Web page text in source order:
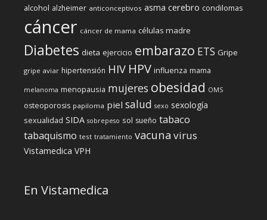
alcohol alzheimer anticonceptivos asma cerebro condilomas
cáncer cáncer de mama células madre
Diabetes dieta ejercicio embarazo ETS Gripe
gripe aviar hipertensión HIV HPV influenza mama
melanoma menopausia mujeres obesidad OMS
osteoporosis papiloma piel salud sexo sexología
sexualidad SIDA sobrepeso sol sueño tabaco
tabaquismo test tratamiento vacuna virus
Vistamedica VPH
En Vistamedica